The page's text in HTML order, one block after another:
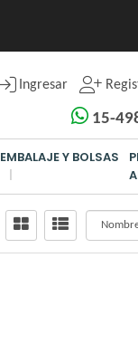
15-
Ingresar
EMBALAJE Y BOLSAS